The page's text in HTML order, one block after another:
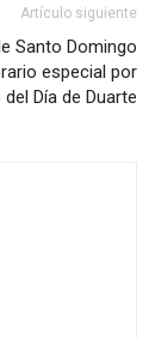
Artículo siguiente
Santo Domingo
especial por
Día de Duarte